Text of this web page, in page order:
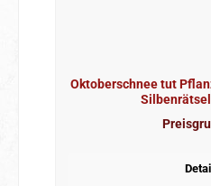
Oktoberschnee tut